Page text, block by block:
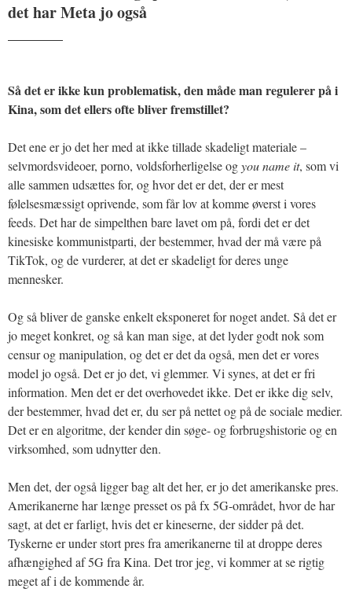
det har Meta jo også
Så det er ikke kun problematisk, den måde man regulerer på i
Kina, som det ellers ofte bliver fremstillet?
Det ene er jo det her med at ikke tillade skadeligt materiale –
selvmordsvideoer, porno, voldsforherligelse ogyou name it, som vi
alle sammen udsættes for, og hvor det er det, der er mest
følelsesmæssigt oprivende, som får lov at komme øverst i vores
feeds. Det har de simpelthen bare lavet om på, fordi det er det
kinesiske kommunistparti, der bestemmer, hvad der må være på
TikTok, og de vurderer, at det er skadeligt for deres unge
mennesker.
Og så bliver de ganske enkelt eksponeret for noget andet. Så det er
jo meget konkret, og så kan man sige, at det lyder godt nok som
censur og manipulation, og det er det da også, men det er vores
model jo også. Det er jo det, vi glemmer. Vi synes, at det er fri
information. Men det er det overhovedet ikke. Det er ikke dig selv,
der bestemmer, hvad det er, du ser på nettet og på de sociale medier.
Det er en algoritme, der kender din søge- og forbrugshistorie og en
virksomhed, som udnytter den.
Men det, der også ligger bag alt det her, er jo det amerikanske pres.
Amerikanerne har længe presset os på fx 5G-området, hvor de har
sagt, at det er farligt, hvis det er kineserne, der sidder på det.
Tyskerne er under stort pres fra amerikanerne til at droppe deres
afhængighed af 5G fra Kina. Det tror jeg, vi kommer at se rigtig
meget af i de kommende år.